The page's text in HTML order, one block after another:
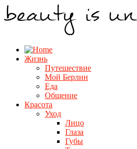
Жизнь
Путешествие
Мой Берлин
Еда
Общение
Красота
Уход
Лицо
Глаза
Губы